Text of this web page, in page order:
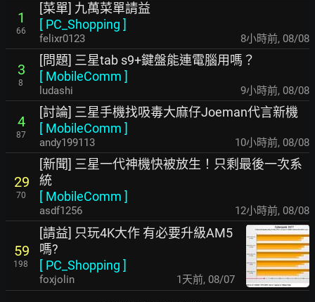
1
66
[菜單] 九萬菜單請益
[ PC_Shopping ]
felixr0123 8小時前, 08/08
3
8
[問題] 三星tab s9+鍵盤能連電腦用嗎？
[ MobileComm ]
ludashi 9小時前, 08/08
4
87
[討論] 三星手機找吸毒大麻仔Joeman代言新機
[ MobileComm ]
andy199113 10小時前, 08/08
29
70
[新聞] 三星一代神機快被放生！只剩最後一次系
統
[ MobileComm ]
asdf1256 12小時前, 08/08
59
198
[請益] 只玩4K大作 有必要升級AM5
嗎?
[ PC_Shopping ]
foxjolin 1天前, 08/07